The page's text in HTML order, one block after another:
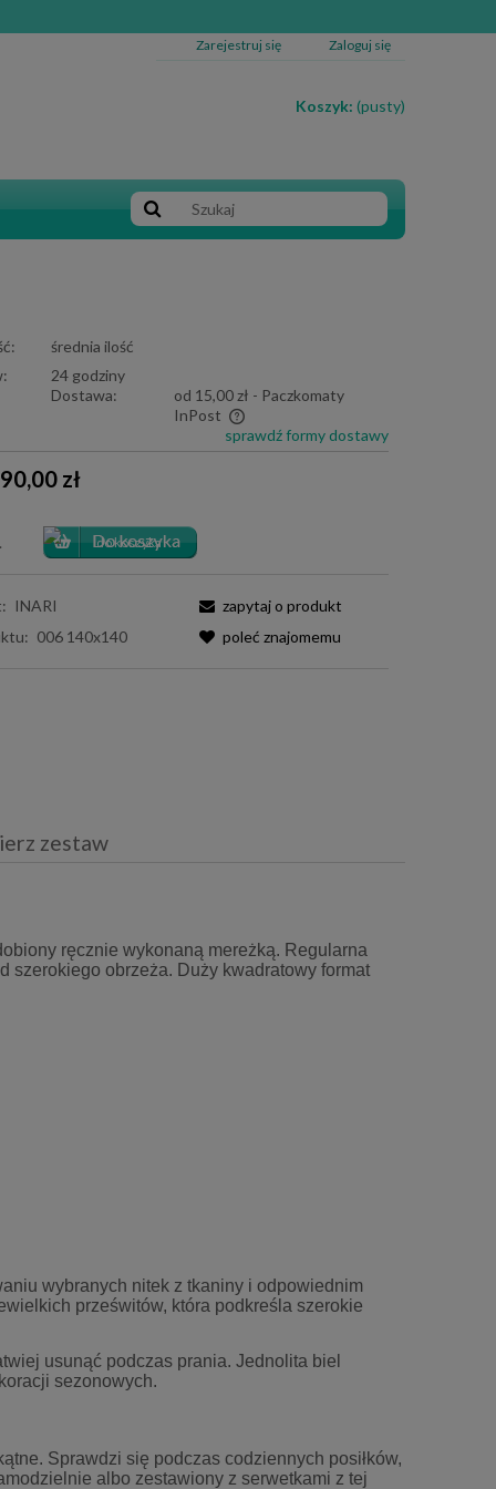
Zarejestruj się Zaloguj się
Koszyk: (pusty)
średnia ilość
24 godziny
Dostawa:
od 15,00 zł - Paczkomaty
InPost
sprawdź formy dostawy
90,00 zł
INARI
006 140x140
zapytaj o produkt
poleć znajomemu
zestaw
ręcznie wykonaną mereżką. Regularna
szerokiego obrzeża. Duży kwadratowy format
wybranych nitek z tkaniny i odpowiednim
prześwitów, która podkreśla szerokie
usunąć podczas prania. Jednolita biel
sezonowych.
Sprawdzi się podczas codziennych posiłków,
albo zestawiony z serwetkami z tej